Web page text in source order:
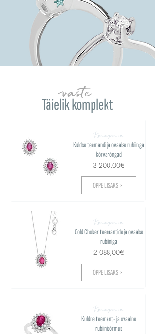
Täielik komplekt
vaste
Kuninganna
Kuldse teemandi ja ovaalse rubiiniga
kõrvarõngad
3 200,00€
ÕPPE LISAKS >
Kuninganna
Gold Choker teemantide ja ovaalse
rubiiniga
2 088,00€
ÕPPE LISAKS >
Kuninganna
Kuldne teemant- ja ovaalne
rubiinisõrmus